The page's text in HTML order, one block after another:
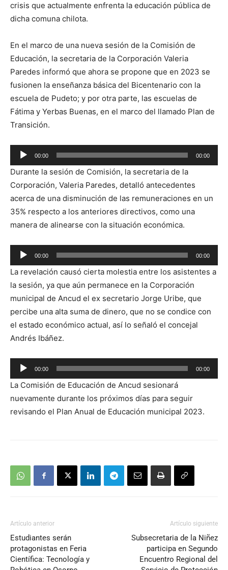
crisis que actualmente enfrenta la educación pública de
dicha comuna chilota.
En el marco de una nueva sesión de la Comisión de
Educación, la secretaria de la Corporación Valeria
Paredes informó que ahora se propone que en 2023 se
fusionen la enseñanza básica del Bicentenario con la
escuela de Pudeto; y por otra parte, las escuelas de
Fátima y Yerbas Buenas, en el marco del llamado Plan de
Transición.
Reproductor
de
audio
00:00 00:00
Durante la sesión de Comisión, la secretaria de la
Corporación, Valeria Paredes, detalló antecedentes
acerca de una disminución de las remuneraciones en un
35% respecto a los anteriores directivos, como una
manera de alinearse con la situación económica.
Reproductor
de
audio
00:00 00:00
La revelación causó cierta molestia entre los asistentes a
la sesión, ya que aún permanece en la Corporación
municipal de Ancud el ex secretario Jorge Uribe, que
percibe una alta suma de dinero, que no se condice con
el estado económico actual, así lo señaló el concejal
Andrés Ibáñez.
Reproductor
de
audio
00:00 00:00
La Comisión de Educación de Ancud sesionará
nuevamente durante los próximos días para seguir
revisando el Plan Anual de Educación municipal 2023.
Artículo anterior
Estudiantes serán
protagonistas en Feria
Científica: Tecnología y
Artículo siguiente
Subsecretaria de la Niñez
participa en Segundo
Encuentro Regional del